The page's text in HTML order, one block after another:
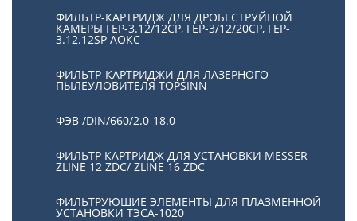
ФИЛЬТР-КАРТРИДЖ ДЛЯ ДРОБЕСТРУЙНОЙ
КАМЕРЫ FEP-3.12/12СР, FEP-3/12/20CP, FEP-
3.12.12SP АОКС
ФИЛЬТР-КАРТРИДЖИ ДЛЯ ЛАЗЕРНОГО
ПЫЛЕУЛОВИТЕЛЯ TOPSINN
ФЭВ /DIN/660/2.0-18.0
ФИЛЬТР КАРТРИДЖ ДЛЯ УСТАНОВКИ MESSER
ZLINE 12 ZDC/ ZLINE 16 ZDC
ФИЛЬТРУЮЩИЕ ЭЛЕМЕНТЫ ДЛЯ ПЛАЗМЕННОЙ
УСТАНОВКИ ТЭСА-1020